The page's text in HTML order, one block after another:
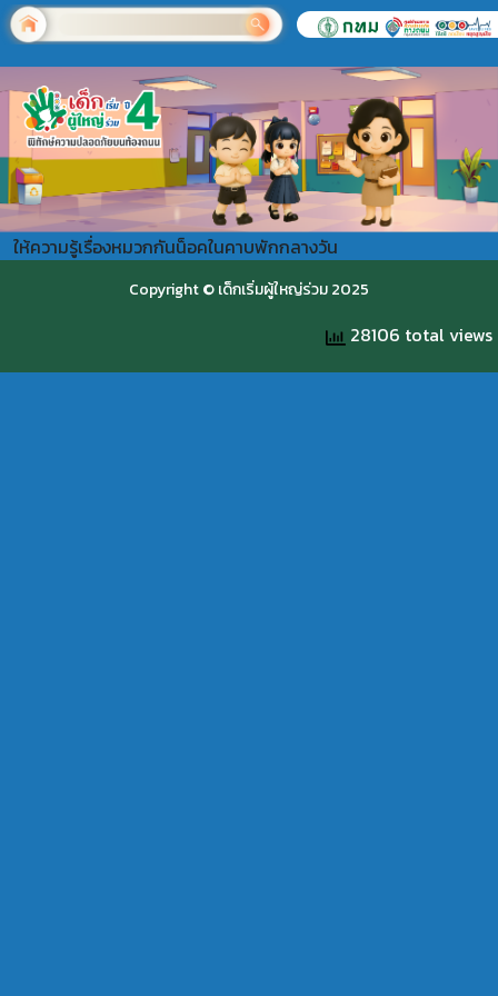
ให้ความรู้เรื่องหมวกกันน็อคในคาบพักกลางวัน
Copyright © เด็กเริ่มผู้ใหญ่ร่วม 2025
28106 total views